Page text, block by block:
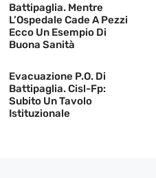
Battipaglia. Mentre
L’Ospedale Cade A Pezzi
Ecco Un Esempio Di
Buona Sanità
Evacuazione P.O. Di
Battipaglia. Cisl-Fp:
Subito Un Tavolo
Istituzionale